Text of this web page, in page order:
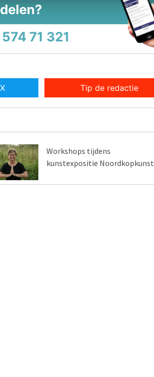
71 321
Tip de redactie
Workshops tijdens
kunstexpositie Noordkopkunst